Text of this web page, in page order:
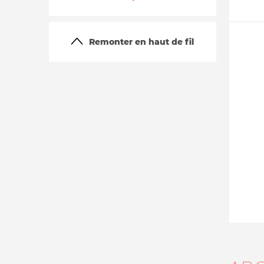
Remonter en haut de fil